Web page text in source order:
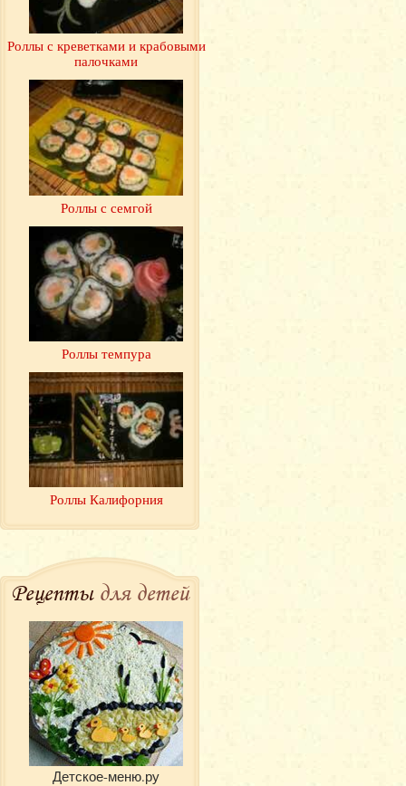
Роллы с креветками и крабовыми
палочками
Роллы с семгой
Роллы темпура
Роллы Калифорния
Рецепты для детей
Детское-меню.ру